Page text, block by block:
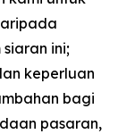
ini;
keperluan
bagi
pasaran,